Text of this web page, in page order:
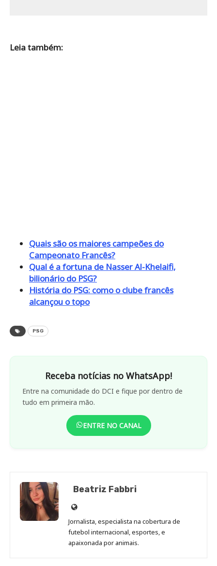
Leia também:
Quais são os maiores campeões do
Campeonato Francês?
Qual é a fortuna de Nasser Al-Khelaifi,
bilionário do PSG?
História do PSG: como o clube francês
alcançou o topo
PSG
Receba notícias no WhatsApp!
Entre na comunidade do DCI e fique por dentro de
tudo em primeira mão.
ENTRE NO CANAL
Beatriz Fabbri
Site
de
Beatriz
Fabbri
Jornalista, especialista na cobertura de
futebol internacional, esportes, e
apaixonada por animais.